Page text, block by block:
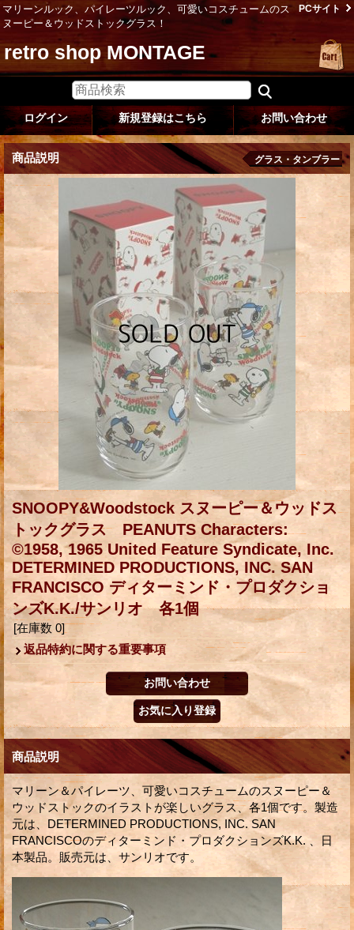
マリーンルック、パイレーツルック、可愛いコスチュームのス
ヌーピー＆ウッドストックグラス！
PCサイト
retro shop MONTAGE
ログイン 新規登録はこちら お問い合わせ
商品説明 グラス・タンブラー
SNOOPY&Woodstock スヌーピー＆ウッドス
トックグラス PEANUTS Characters:
©1958, 1965 United Feature Syndicate, Inc.
DETERMINED PRODUCTIONS, INC. SAN
FRANCISCO ディターミンド・プロダクショ
ンズK.K./サンリオ 各1個
[在庫数 0]
返品特約に関する重要事項
商品説明
マリーン＆パイレーツ、可愛いコスチュームのスヌーピー＆
ウッドストックのイラストが楽しいグラス、各1個です。製造
元は、DETERMINED PRODUCTIONS, INC. SAN
FRANCISCOのディターミンド・プロダクションズK.K. 、日
本製品。販売元は、サンリオです。